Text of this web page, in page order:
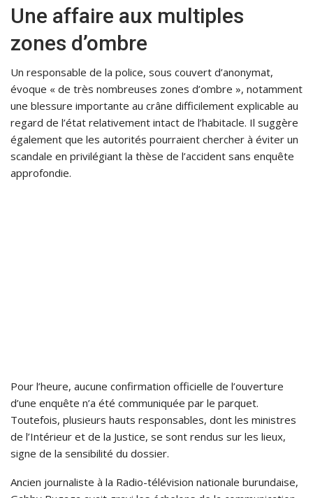
Une affaire aux multiples
zones d’ombre
Un responsable de la police, sous couvert d’anonymat,
évoque « de très nombreuses zones d’ombre », notamment
une blessure importante au crâne difficilement explicable au
regard de l’état relativement intact de l’habitacle. Il suggère
également que les autorités pourraient chercher à éviter un
scandale en privilégiant la thèse de l’accident sans enquête
approfondie.
Pour l’heure, aucune confirmation officielle de l’ouverture
d’une enquête n’a été communiquée par le parquet.
Toutefois, plusieurs hauts responsables, dont les ministres
de l’Intérieur et de la Justice, se sont rendus sur les lieux,
signe de la sensibilité du dossier.
Ancien journaliste à la Radio-télévision nationale burundaise,